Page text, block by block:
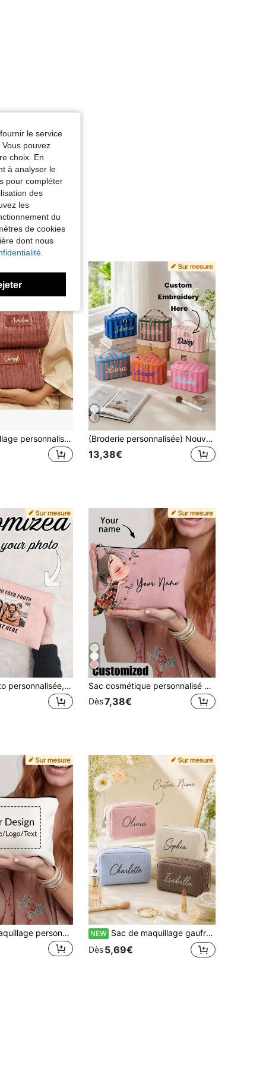
Sac de maquillage personnalisé, cadeau de mariage personnalisé pour demoiselle d'honneur, sac de toilette de voyage, pochettes personnalisées, cadeau de proposition de demoiselle d'honneur
(Broderie personnalisée) Nouveau sac de maquillage à motif floral 3D, sac de cosmétiques portable de grande capacité, sac de toilette, convient pour un usage quotidien et les voyages, cadeau pour la famille et les amis, cadeau d'anniversaire, cadeau de fête
13,38€
Pochette photo personnalisée, sac de maquillage en canevas personnalisable avec photo et texte - Design de portrait de famille grande taille, organisateur de cosmétiques de voyage léger, convient pour Noël, les vacances, l'école, les activités de plein air, les voyages, et également un cadeau idéal pour la Saint-Valentin, l'anniversaire ou l'anniversaire
Sac cosmétique personnalisé avec nom - Style vintage mignon de fille. Sac à maquillage avec nom ou motif personnalisé. Pochette zippée légère, peut également être utilisée comme sac à main, trousse de toilette, étui à crayons, sac cadeau. Cadeau de Noël idéal pour la mère, la fille, la meilleure amie, l'enseignant, et parfait pour la remise des diplômes, le mariage, les festivals. Convient pour le shopping, les sorties, les vacances, les voyages, les festivals, les fêtes, ou le cadeau de la Saint-Valentin pour la petite amie.
Dès7,38€
Trousse de maquillage personnalisable avec impression photo, pochette cosmétique en canevas léger et résistant à l'eau avec fermeture éclair, peut également être utilisée comme porte-monnaie, trousse de maquillage pour demoiselle d'honneur
NEW Sac de maquillage gaufre personnalisé, sac de maquillage de demoiselle d'honneur personnalisé, sac de maquillage grande capacité, sac organisateur de maquillage, trousse de toilette, cadeau de demoiselle d'honneur, fête de mariage
Dès5,69€
le service
pouvez
choix. En
à analyser le
pour compléter
des
les
du
de cookies
dont nous